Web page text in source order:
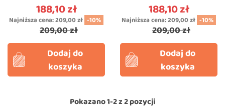
Cena
188,10 zł
Najniższa cena:209,00 zł -10%
209,00 zł
Dodaj do
koszyka
Cena
188,10 zł
Najniższa cena:209,00 zł -10%
209,00 zł
Dodaj do
koszyka
Pokazano 1-2 z 2 pozycji